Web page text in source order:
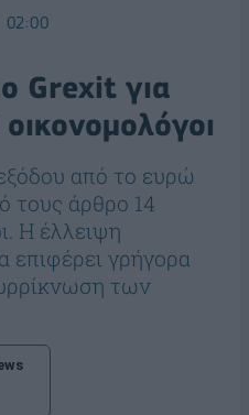
02:00
Grexit για
από το ευρώ
τους άρθρο 14
Η έλλειψη
επιφέρει γρήγορα
των